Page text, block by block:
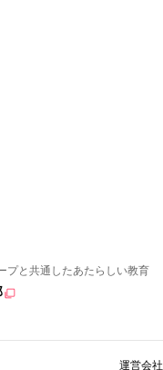
プと共通したあたらしい教育
運営会社